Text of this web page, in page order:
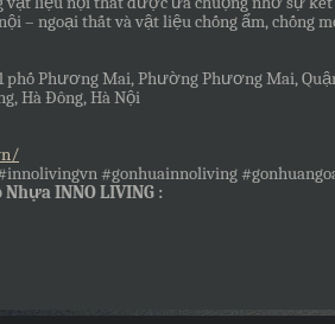
– ngoại thất và vật liệu chống ẩm, chống
phố Phương Mai, Phường Phương Mai,
Hà Đông, Hà Nội
#gonhuainnoliving
INNO LIVING :